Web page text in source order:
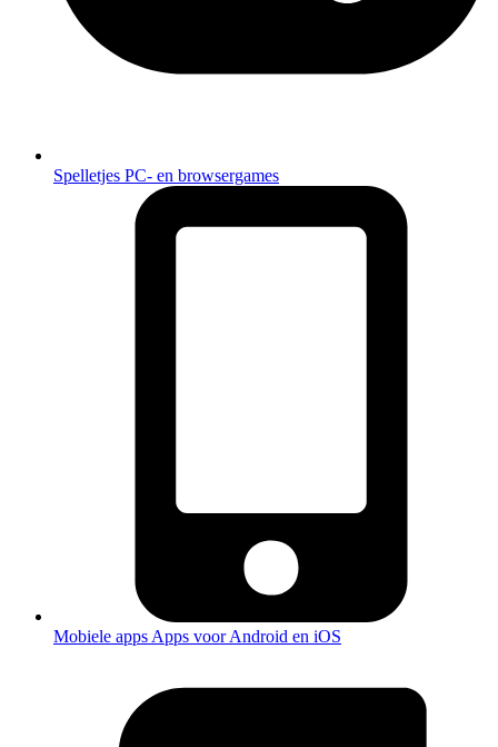
Spelletjes PC- en browsergames
Mobiele apps Apps voor Android en iOS